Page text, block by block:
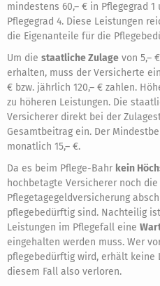
mindestens 60,– € in Pflegegrad
Pflegegrad 4. Diese Leistungen
die Eigenanteile für die
Um die staatliche Zulage von 5,–
erhalten, muss der Versicherte
€ bzw. jährlich 120,– € zahlen.
zu höheren Leistungen. Die
Versicherer direkt bei der
Gesamtbeitrag ein. Der
monatlich 15,– €.
Da es beim Pflege-Bahr kein
hochbetagte Versicherer noch
Pflegetagegeldversicherung
pflegebedürftig sind. Nachteilig
Leistungen im Pflegefall eine
eingehalten werden muss. Wer
pflegebedürftig wird, erhält keine
diesem Fall also verloren.